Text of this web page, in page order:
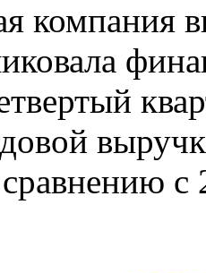
компания
с